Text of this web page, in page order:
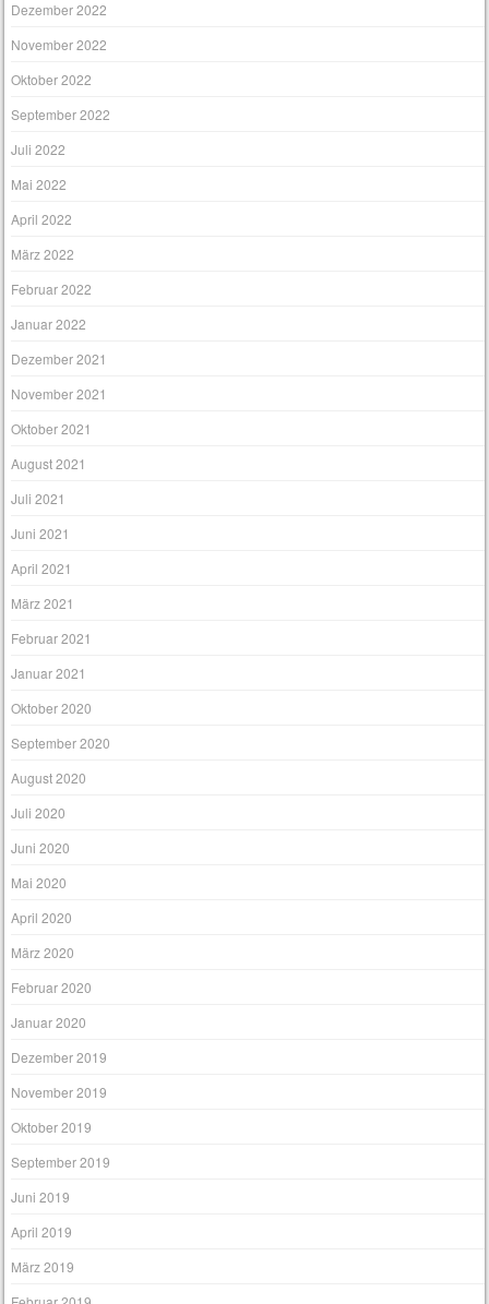
Dezember 2022
November 2022
Oktober 2022
September 2022
Juli 2022
Mai 2022
April 2022
März 2022
Februar 2022
Januar 2022
Dezember 2021
November 2021
Oktober 2021
August 2021
Juli 2021
Juni 2021
April 2021
März 2021
Februar 2021
Januar 2021
Oktober 2020
September 2020
August 2020
Juli 2020
Juni 2020
Mai 2020
April 2020
März 2020
Februar 2020
Januar 2020
Dezember 2019
November 2019
Oktober 2019
September 2019
Juni 2019
April 2019
März 2019